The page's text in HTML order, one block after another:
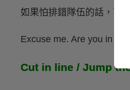
如果怕排錯隊伍的話，可
Excuse me. Are you in
Cut in line / Jump